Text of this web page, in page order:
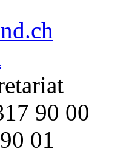
90 00
01